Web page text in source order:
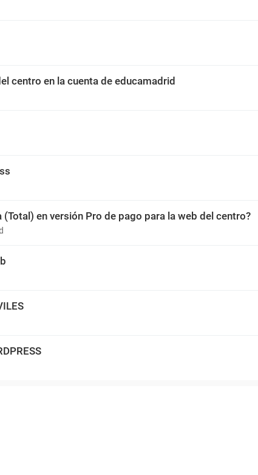
centro en la cuenta de educamadrid
(Total) en versión Pro de pago para la web del centro?